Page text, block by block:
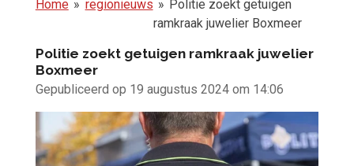
Home » regionieuws » Politie zoekt getuigen
ramkraak juwelier Boxmeer
Politie zoekt getuigen ramkraak juwelier
Boxmeer
Gepubliceerd op 19 augustus 2024 om 14:06